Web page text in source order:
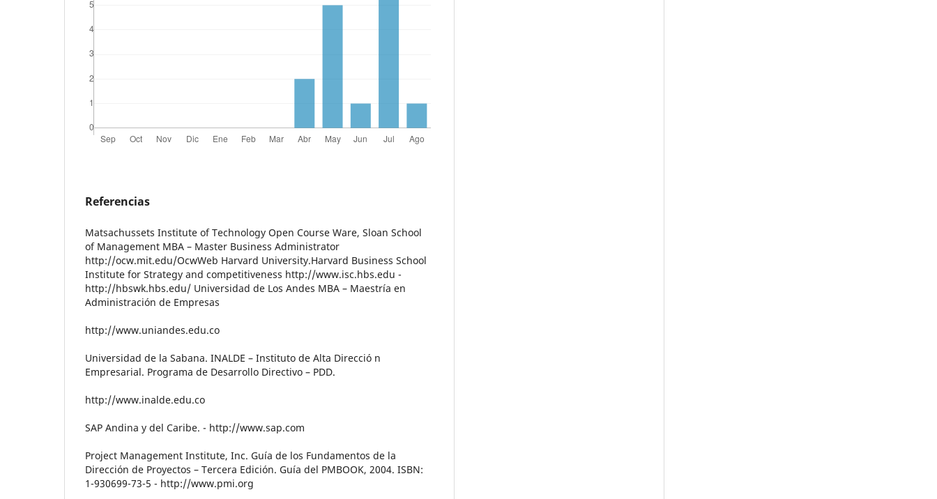
Referencias
Matsachussets Institute of Technology Open Course Ware, Sloan School
of Management MBA – Master Business Administrator
http://ocw.mit.edu/OcwWeb Harvard University.Harvard Business School
Institute for Strategy and competitiveness http://www.isc.hbs.edu -
http://hbswk.hbs.edu/ Universidad de Los Andes MBA – Maestría en
Administración de Empresas
http://www.uniandes.edu.co
Universidad de la Sabana. INALDE – Instituto de Alta Direcció n
Empresarial. Programa de Desarrollo Directivo – PDD.
http://www.inalde.edu.co
SAP Andina y del Caribe. - http://www.sap.com
Project Management Institute, Inc. Guía de los Fundamentos de la
Dirección de Proyectos – Tercera Edición. Guía del PMBOOK, 2004. ISBN:
1-930699-73-5 - http://www.pmi.org